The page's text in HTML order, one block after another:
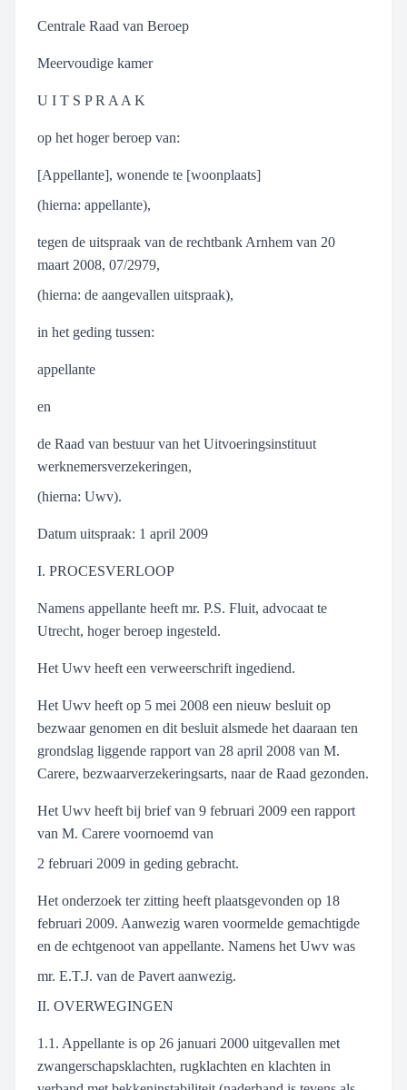
Centrale Raad van Beroep
Meervoudige kamer
U I T S P R A A K
op het hoger beroep van:
[Appellante], wonende te [woonplaats]
(hierna: appellante),
tegen de uitspraak van de rechtbank Arnhem van 20
maart 2008, 07/2979,
(hierna: de aangevallen uitspraak),
in het geding tussen:
appellante
en
de Raad van bestuur van het Uitvoeringsinstituut
werknemersverzekeringen,
(hierna: Uwv).
Datum uitspraak: 1 april 2009
I. PROCESVERLOOP
Namens appellante heeft mr. P.S. Fluit, advocaat te
Utrecht, hoger beroep ingesteld.
Het Uwv heeft een verweerschrift ingediend.
Het Uwv heeft op 5 mei 2008 een nieuw besluit op
bezwaar genomen en dit besluit alsmede het daaraan ten
grondslag liggende rapport van 28 april 2008 van M.
Carere, bezwaarverzekeringsarts, naar de Raad gezonden.
Het Uwv heeft bij brief van 9 februari 2009 een rapport
van M. Carere voornoemd van
2 februari 2009 in geding gebracht.
Het onderzoek ter zitting heeft plaatsgevonden op 18
februari 2009. Aanwezig waren voormelde gemachtigde
en de echtgenoot van appellante. Namens het Uwv was
mr. E.T.J. van de Pavert aanwezig.
II. OVERWEGINGEN
1.1. Appellante is op 26 januari 2000 uitgevallen met
zwangerschapsklachten, rugklachten en klachten in